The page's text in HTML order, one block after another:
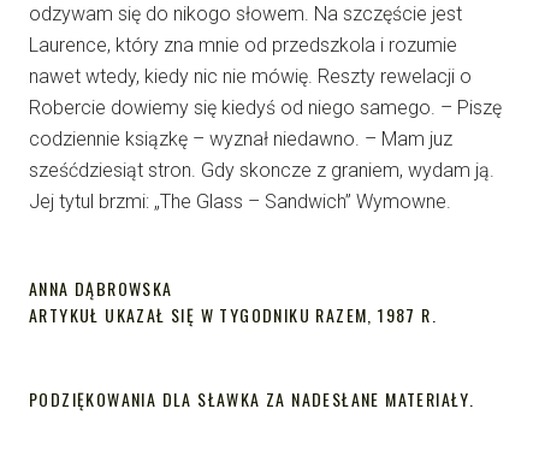
odzywam się do nikogo słowem. Na szczęście jest
Laurence, który zna mnie od przedszkola i rozumie
nawet wtedy, kiedy nic nie mówię. Reszty rewelacji o
Robercie dowiemy się kiedyś od niego samego. – Piszę
codziennie ksiązkę – wyznał niedawno. – Mam juz
sześćdziesiąt stron. Gdy skoncze z graniem, wydam ją.
Jej tytul brzmi: „The Glass – Sandwich” Wymowne.
ANNA DĄBROWSKA
ARTYKUŁ UKAZAŁ SIĘ W TYGODNIKU RAZEM, 1987 R.
PODZIĘKOWANIA DLA SŁAWKA ZA NADESŁANE MATERIAŁY.